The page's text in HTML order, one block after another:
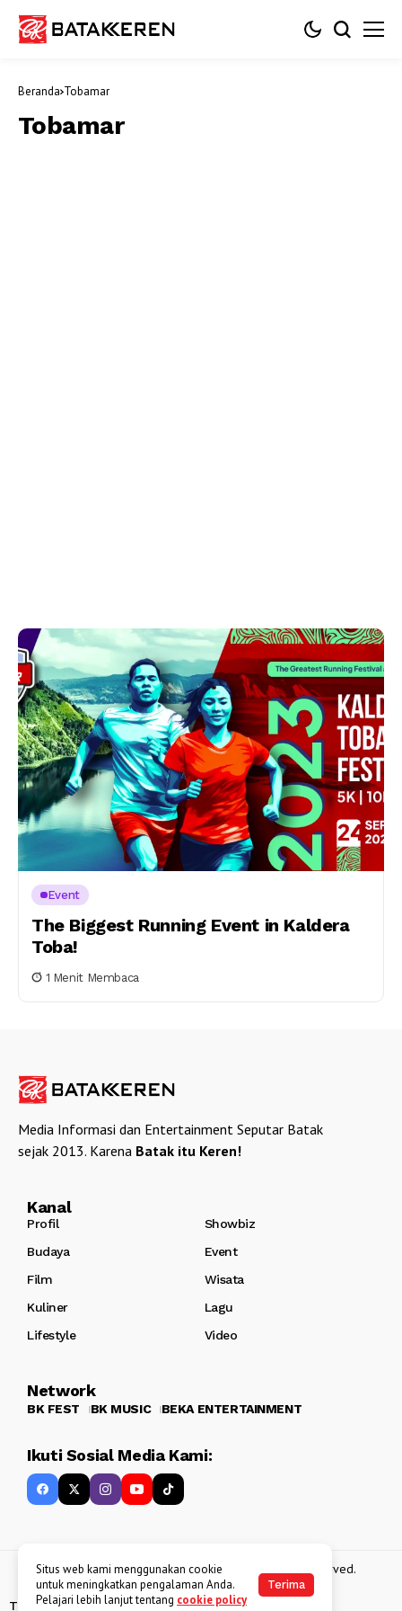
Beranda Tobamar
Tobamar
Event
The Biggest Running Event in Kaldera
Toba!
1 Menit Membaca
Media Informasi dan Entertainment Seputar Batak
sejak 2013. Karena Batak itu Keren!
Kanal
Profil
Showbiz
Budaya
Event
Film
Wisata
Kuliner
Lagu
Lifestyle
Video
Network
BK FEST BK MUSIC BEKA ENTERTAINMENT
Ikuti Sosial Media Kami:
Copyright 2013 - 2025BATAKKEREN . All rights reserved.
Tentang Kami Kebijakan Data Pribadi Disclaimer
Situs web kami menggunakan cookie
untuk meningkatkan pengalaman Anda.
Pelajari lebih lanjut tentang cookie policy
Terima